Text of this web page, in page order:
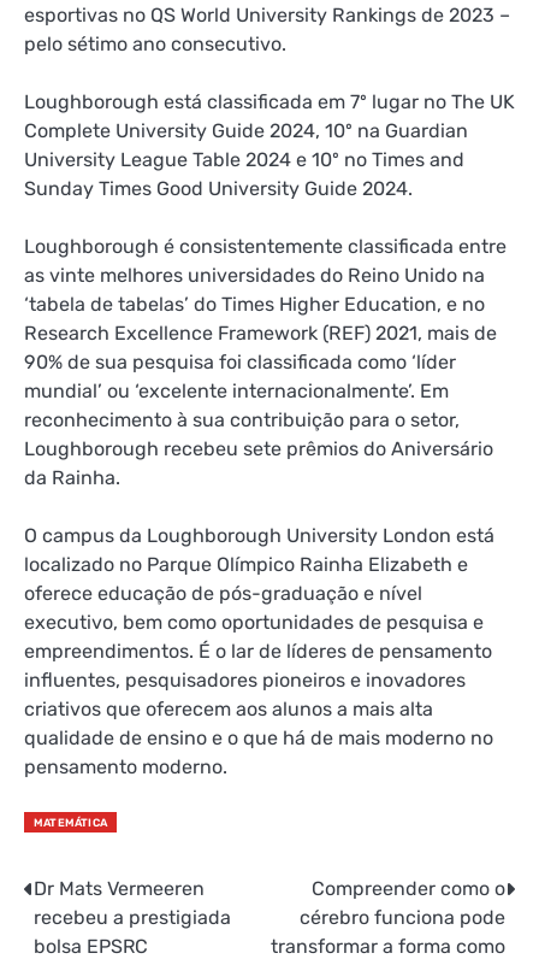
esportivas no QS World University Rankings de 2023 –
pelo sétimo ano consecutivo.
Loughborough está classificada em 7º lugar no The UK
Complete University Guide 2024, 10º na Guardian
University League Table 2024 e 10º no Times and
Sunday Times Good University Guide 2024.
Loughborough é consistentemente classificada entre
as vinte melhores universidades do Reino Unido na
‘tabela de tabelas’ do Times Higher Education, e no
Research Excellence Framework (REF) 2021, mais de
90% de sua pesquisa foi classificada como ‘líder
mundial’ ou ‘excelente internacionalmente’. Em
reconhecimento à sua contribuição para o setor,
Loughborough recebeu sete prêmios do Aniversário
da Rainha.
O campus da Loughborough University London está
localizado no Parque Olímpico Rainha Elizabeth e
oferece educação de pós-graduação e nível
executivo, bem como oportunidades de pesquisa e
empreendimentos. É o lar de líderes de pensamento
influentes, pesquisadores pioneiros e inovadores
criativos que oferecem aos alunos a mais alta
qualidade de ensino e o que há de mais moderno no
pensamento moderno.
MATEMÁTICA
Navegação
de
Dr Mats Vermeeren
recebeu a prestigiada
bolsa EPSRC
Compreender como o
cérebro funciona pode
transformar a forma como